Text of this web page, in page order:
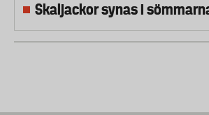
Skaljackor synas i